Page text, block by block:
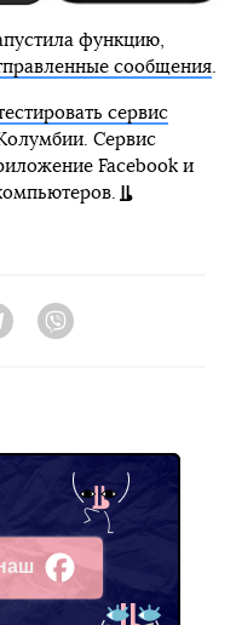
функцию,
сообщения.
сервис
Сервис
Facebook и
Telegram